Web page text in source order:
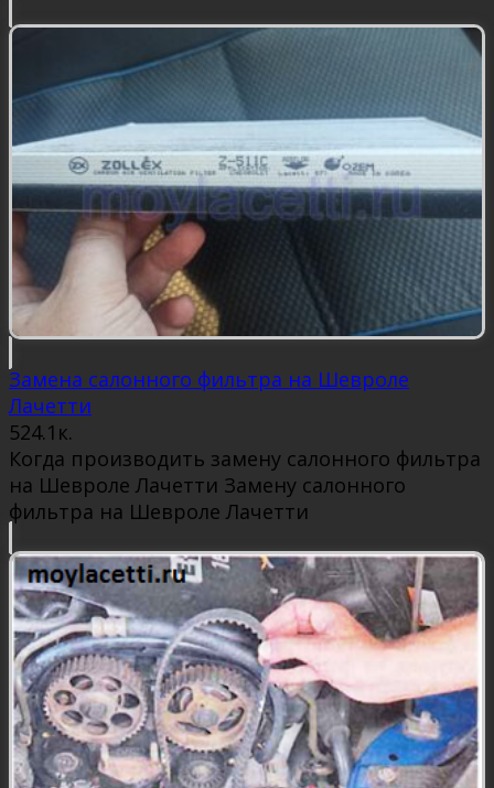
Замена салонного фильтра на Шевроле
Лачетти
524.1к.
Когда производить замену салонного фильтра
на Шевроле Лачетти Замену салонного
фильтра на Шевроле Лачетти